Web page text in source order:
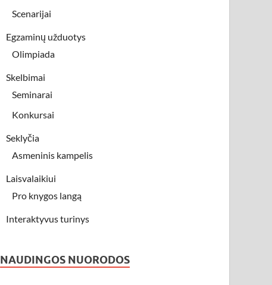
Scenarijai
Egzaminų užduotys
Olimpiada
Skelbimai
Seminarai
Konkursai
Seklyčia
Asmeninis kampelis
Laisvalaikiui
Pro knygos langą
Interaktyvus turinys
NAUDINGOS NUORODOS